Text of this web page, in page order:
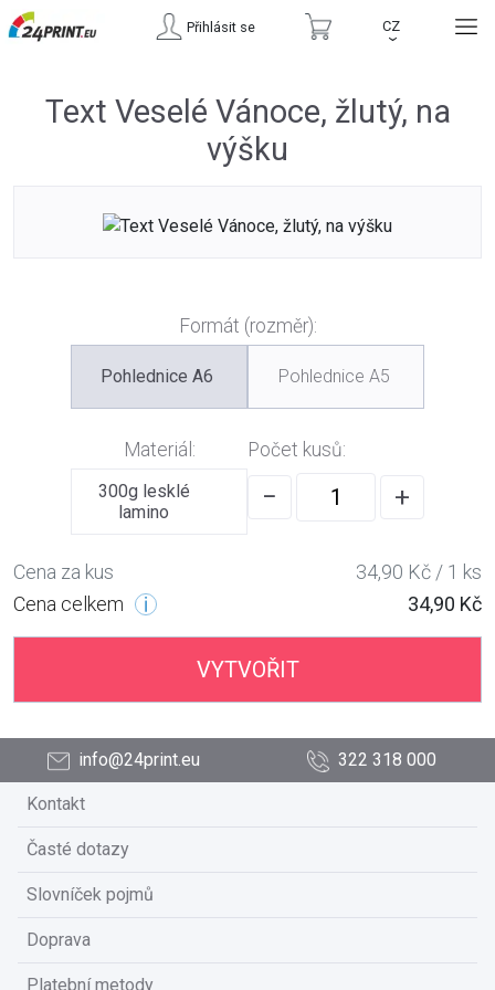
Přihlásit se CZ
›
Text Veselé Vánoce, žlutý, na
výšku
Formát (rozměr):
Pohlednice A6 Pohlednice A5
Materiál:
300g lesklé
lamino
Počet kusů:
− +
Cena za kus
34,90 Kč / 1 ks
Cena celkem
34,90 Kč
VYTVOŘIT
info@24print.eu 322 318 000
Kontakt
Časté dotazy
Slovníček pojmů
Doprava
Platební metody